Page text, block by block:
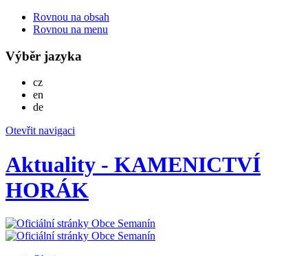
Rovnou na obsah
Rovnou na menu
Výběr jazyka
czČesky
en
deDeutsch
Otevřit navigaci
Aktuality - KAMENICTVÍ
HORÁK